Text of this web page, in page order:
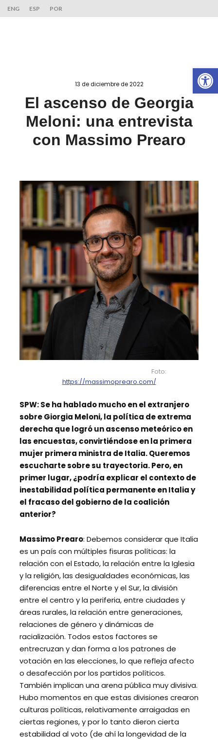
ENG ESP POR
13 de diciembre de 2022
El ascenso de Georgia
Meloni: una entrevista
con Massimo Prearo
Foto:
https://massimoprearo.com/
SPW: Se ha hablado mucho en el extranjero
sobre Giorgia Meloni, la política de extrema
derecha que logró un ascenso meteórico en
las encuestas, convirtiéndose en la primera
mujer primera ministra de Italia. Queremos
escucharte sobre su trayectoria. Pero, en
primer lugar, ¿podría explicar el contexto de
inestabilidad política permanente en Italia y
el fracaso del gobierno de la coalición
anterior?
Massimo Prearo: Debemos considerar que Italia
es un país con múltiples fisuras políticas: la
relación con el Estado, la relación entre la Iglesia
y la religión, las desigualdades económicas, las
diferencias entre el Norte y el Sur, la división
entre el centro y la periferia, entre ciudades y
áreas rurales, la relación entre generaciones,
relaciones de género y dinámicas de
racialización. Todos estos factores se
entrecruzan y dan forma a los patrones de
votación en las elecciones, lo que refleja afecto
o desafección por los partidos políticos.
También implican una arena pública muy divisiva.
Hubo momentos en que estas divisiones crearon
culturas políticas, relativamente arraigadas en
ciertas regiones, y por lo tanto dieron cierta
estabilidad al voto (de ahí la longevidad de la